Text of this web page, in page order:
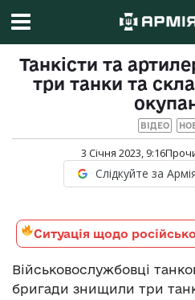
Танкісти та
три танки та
ВІДЕО
3 Січня 2023, 9:16
Слідкуйте за
Ситуація щодо
Військовослужбовці
бригади знищили три